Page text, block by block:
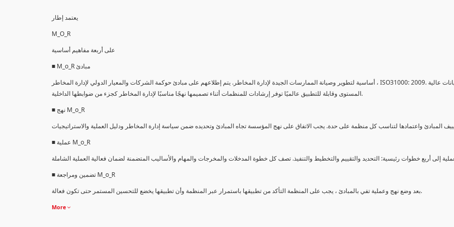
يعتمد إطار
M_O_R
■ M_o_R مبادئ
أساسية لتطوير وصيانة الممارسات الجيدة لإدارة المخاطر. يتم إطلاعهم على مبادئ حوكمة الشركات والمعيار الدولي لإدارة المخاطر ، ISO31000: 2009. وهي بيانات عالية
المستوى وقابلة للتطبيق عالميًا توفر إرشادات للمنظمات أثناء تصميمها نهجًا مناسبًا لإدارة المخاطر كجزء من ضوابطها الداخلية.
■ نهج M_o_R
■ عملية M_o_R
■ تضمين ومراجعة M_o_R
بعد وضع نهج وعملية تفي بالمبادئ ، يجب على المنظمة التأكد من تطبيقها باستمرار عبر المنظمة وأن تطبيقها يخضع للتحسين المستمر حتى تكون فعالة.
More